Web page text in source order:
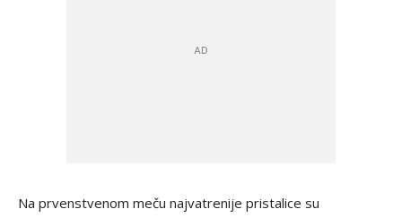
Na prvenstvenom meču najvatrenije pristalice su